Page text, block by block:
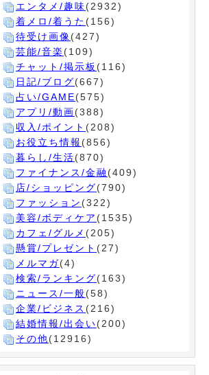
エンタメ/趣味(2932)
着メロ/着うた (156)
待受け画像(427)
芸能/音楽 (109)
チャット/掲示板 (116)
日記/ブログ(667)
占い/GAME(575)
アプリ/動画(388)
収入/ポイント (208)
お役立ち情報 (856)
暮らし/生活(870)
ファイナンス/金融 (409)
店/ショッピング(790)
ファッション (322)
美容/ボディケア (1535)
カフェ/グルメ (205)
懸賞/プレゼント (27)
メルマガ(4)
検索/ランキング(163)
ニュース/一般(58)
企業/ビジネス (216)
結婚情報/出会い(200)
その他(12916)